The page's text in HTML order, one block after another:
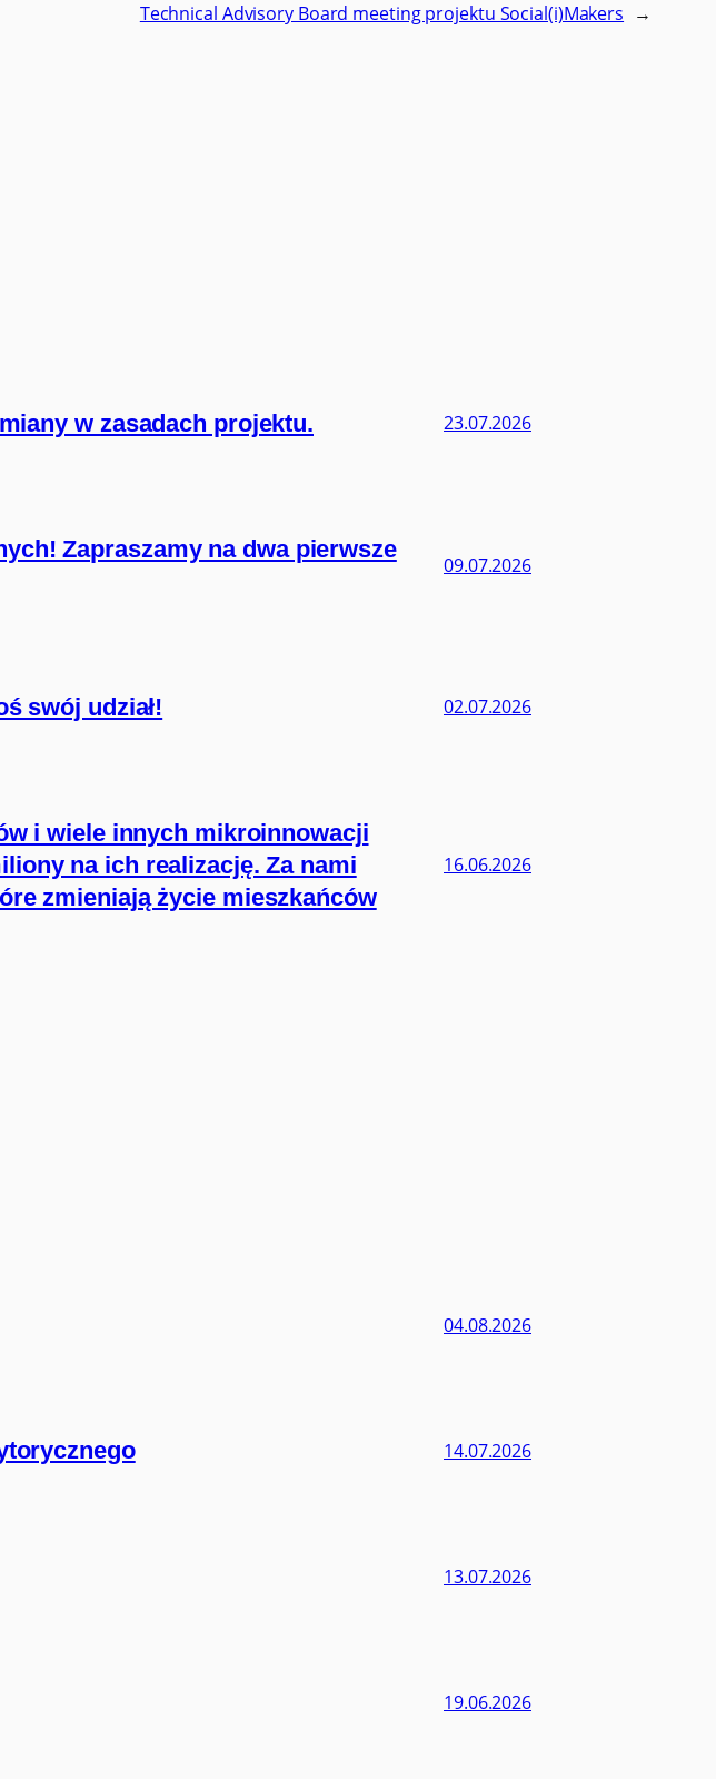
Technical Advisory Board meeting projektu Social(i)Makers →
w zasadach projektu. 23.07.2026
Zapraszamy na dwa pierwsze
09.07.2026
swój udział! 02.07.2026
i wiele innych mikroinnowacji
na ich realizację. Za nami
zmieniają życie mieszkańców
16.06.2026
04.08.2026
14.07.2026
13.07.2026
19.06.2026